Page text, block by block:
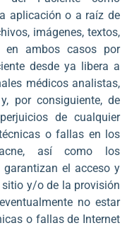
aplicación o a raíz de
imágenes, textos,
ambos casos por
desde ya libera a
médicos analistas,
por consiguiente, de
de cualquier
o fallas en los
así como los
el acceso y
y/o de la provisión
no estar
o fallas de Internet